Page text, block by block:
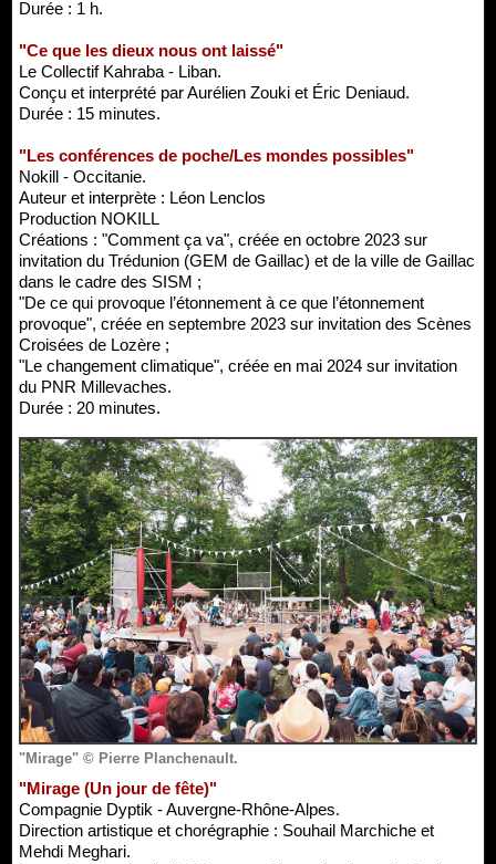
Durée : 1 h.
"Ce que les dieux nous ont laissé"
Le Collectif Kahraba - Liban.
Conçu et interprété par Aurélien Zouki et Éric Deniaud.
Durée : 15 minutes.
"Les conférences de poche/Les mondes possibles"
Nokill - Occitanie.
Auteur et interprète : Léon Lenclos
Production NOKILL
Créations : "Comment ça va", créée en octobre 2023 sur
invitation du Trédunion (GEM de Gaillac) et de la ville de Gaillac
dans le cadre des SISM ;
"De ce qui provoque l’étonnement à ce que l’étonnement
provoque", créée en septembre 2023 sur invitation des Scènes
Croisées de Lozère ;
"Le changement climatique", créée en mai 2024 sur invitation
du PNR Millevaches.
Durée : 20 minutes.
"Mirage" © Pierre Planchenault.
"Mirage (Un jour de fête)"
Compagnie Dyptik - Auvergne-Rhône-Alpes.
Direction artistique et chorégraphie : Souhail Marchiche et
Mehdi Meghari.